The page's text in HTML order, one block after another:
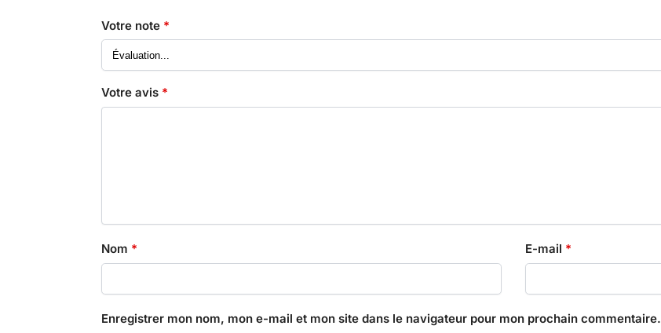
Votre note *
Votre avis *
Nom * E-mail *
Enregistrer mon nom, mon e-mail et mon site dans le navigateur pour mon prochain commentaire.